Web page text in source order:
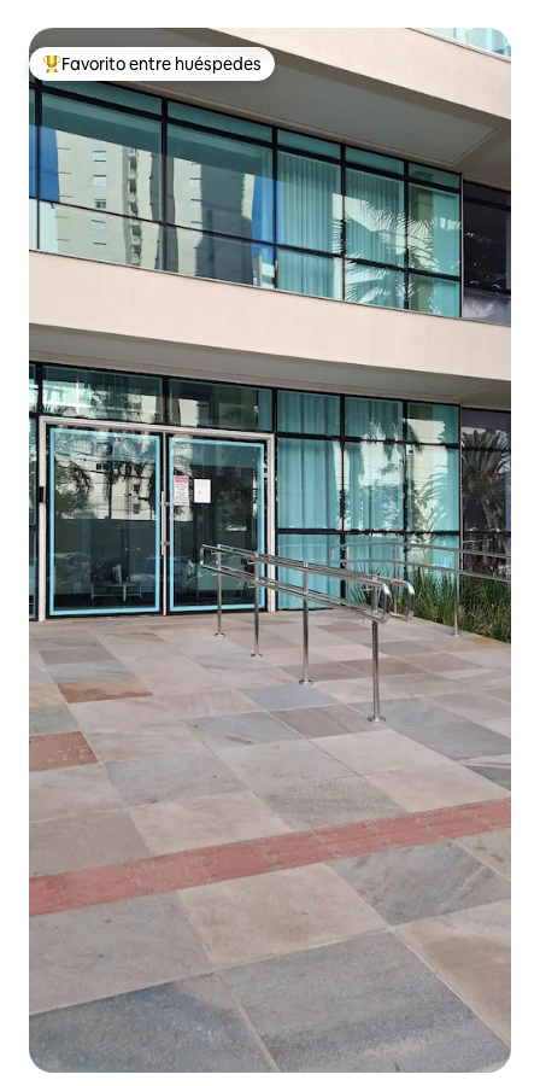
Favorito entre huéspedes preferido
Favorito entre huéspedes